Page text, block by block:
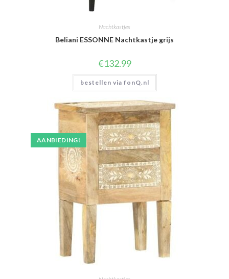
Nachtkastjes
Beliani ESSONNE Nachtkastje grijs
€132.99
bestellen via fonQ.nl
AANBIEDING!